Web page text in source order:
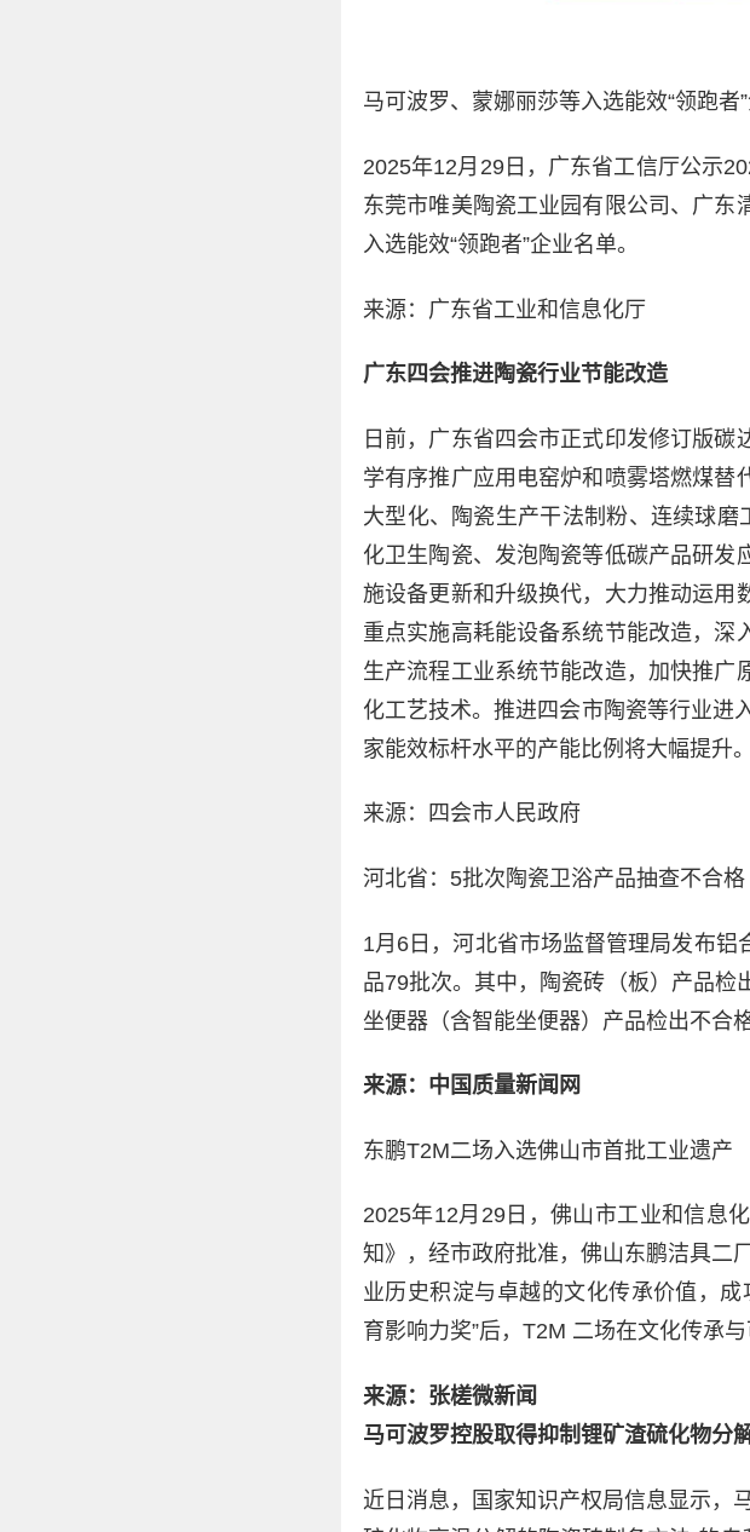
马可波罗、蒙娜丽莎等入选能效“领跑者
2025年12月29日，广东省工信厅公示
东莞市唯美陶瓷工业园有限公司、广东
入选能效“领跑者”企业名单。
来源：广东省工业和信息化厅
广东四会推进陶瓷行业节能改造
日前，广东省四会市正式印发修订版
学有序推广应用电窑炉和喷雾塔燃煤替
大型化、陶瓷生产干法制粉、连续球
化卫生陶瓷、发泡陶瓷等低碳产品研发
施设备更新和升级换代，大力推动运用
重点实施高耗能设备系统节能改造，深
生产流程工业系统节能改造，加快推广
化工艺技术。推进四会市陶瓷等行业进
家能效标杆水平的产能比例将大幅提升。
来源：四会市人民政府
河北省：5批次陶瓷卫浴产品抽查不合格
1月6日，河北省市场监督管理局发布
品79批次。其中，陶瓷砖（板）产品检
坐便器（含智能坐便器）产品检出不合
来源：中国质量新闻网
东鹏T2M二场入选佛山市首批工业遗产
2025年12月29日，佛山市工业和信息
知》，经市政府批准，佛山东鹏洁具二
业历史积淀与卓越的文化传承价值，
育影响力奖”后，T2M 二场在文化传承
来源：张槎微新闻
马可波罗控股取得抑制锂矿渣硫化物分
近日消息，国家知识产权局信息显示，